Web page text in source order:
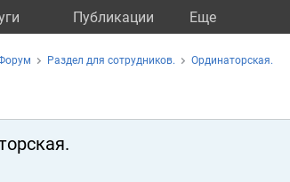
Публикации Eще
Раздел для сотрудников. Ординаторская.